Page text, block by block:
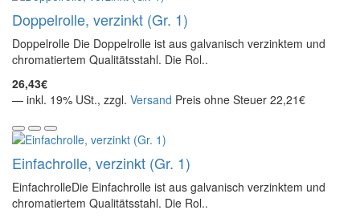
Doppelrolle, verzinkt (Gr. 1)
Doppelrolle Die Doppelrolle ist aus galvanisch verzinktem und
chromatiertem Qualitätsstahl. Die Rol..
26,43€
— inkl. 19% USt., zzgl. Versand Preis ohne Steuer 22,21€
Einfachrolle, verzinkt (Gr. 1)
EinfachrolleDie Einfachrolle ist aus galvanisch verzinktem und
chromatiertem Qualitätsstahl. Die Rol..